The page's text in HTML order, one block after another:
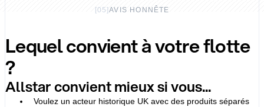
[05]AVIS HONNÊTE
Lequel convient à votre flotte
?
Allstar convient mieux si vous...
Voulez un acteur historique UK avec des produits séparés